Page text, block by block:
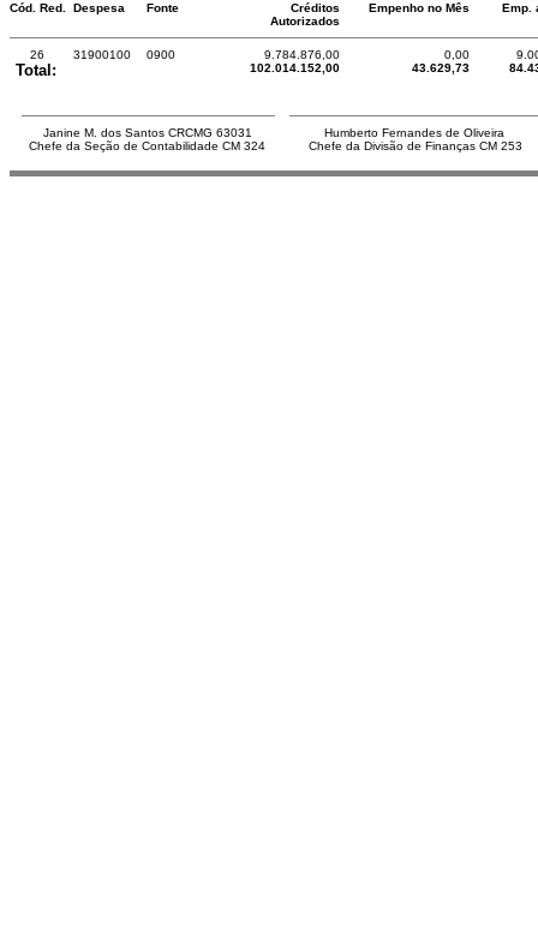
Cód. Red.
Despesa Fonte
Créditos
Autorizados
Empenho no Mês Emp.
26 31900100 0900 9.784.876,00 0,00
Total: 102.014.152,00 43.629,73
Janine M. dos Santos CRCMG 63031
Humberto Fernandes de Oliveira
Chefe da Seção de Contabilidade CM 324
Chefe da Divisão de Finanças CM 253